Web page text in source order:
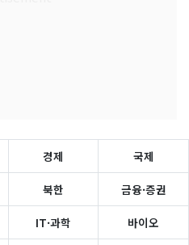
경제 국제
북한 금융·증권
IT·과학 바이오